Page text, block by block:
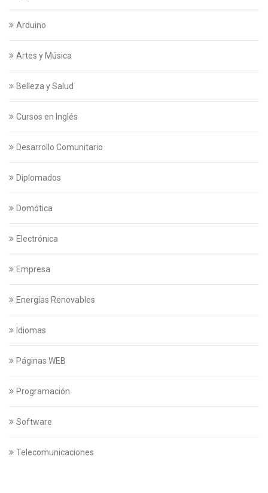
Arduino
Artes y Música
Belleza y Salud
Cursos en Inglés
Desarrollo Comunitario
Diplomados
Domótica
Electrónica
Empresa
Energías Renovables
Idiomas
Páginas WEB
Programación
Software
Telecomunicaciones